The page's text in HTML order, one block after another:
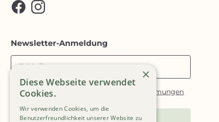
Newsletter-Anmeldung
E-Mail
Ich akzeptiere die Datenschutzbestimmungen
Anmelden
×
Diese Webseite verwendet
Cookies.
Wir verwenden Cookies, um die
Benutzerfreundlichkeit unserer Website zu